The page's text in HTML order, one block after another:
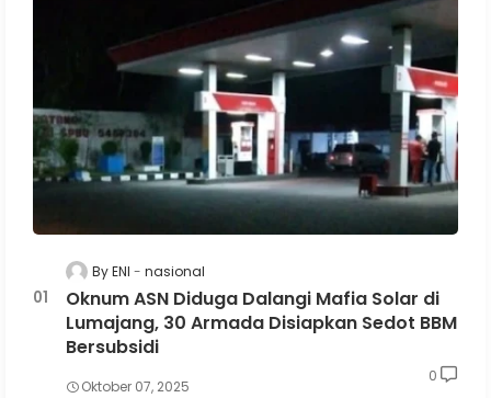
By ENI nasional
Oknum ASN Diduga Dalangi Mafia Solar di
Lumajang, 30 Armada Disiapkan Sedot BBM
Bersubsidi
Oktober 07, 2025
0